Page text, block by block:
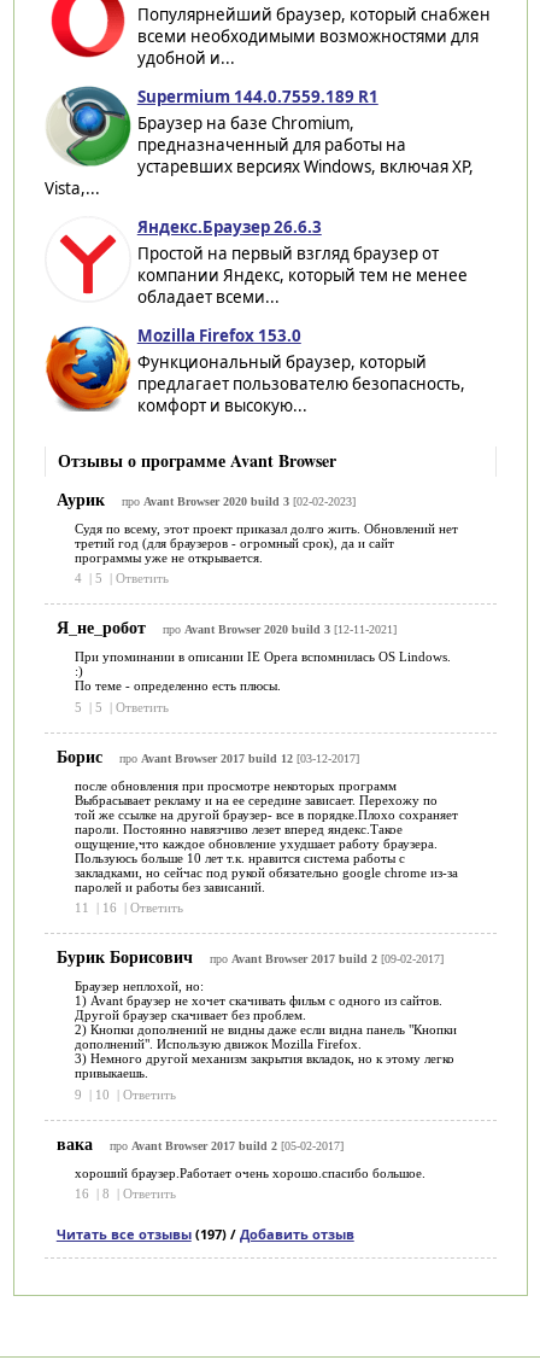
Популярнейший браузер, который снабжен
всеми необходимыми возможностями для
удобной и...
Supermium 144.0.7559.189 R1
Браузер на базе Chromium,
предназначенный для работы на
устаревших версиях Windows, включая XP,
Vista,...
Яндекс.Браузер 26.6.3
Простой на первый взгляд браузер от
компании Яндекс, который тем не менее
обладает всеми...
Mozilla Firefox 153.0
Функциональный браузер, который
предлагает пользователю безопасность,
комфорт и высокую...
Отзывы о программе Avant Browser
Аурик
про Avant Browser 2020 build 3[02-02-2023]
Судя по всему, этот проект приказал долго жить. Обновлений нет
третий год (для браузеров - огромный срок), да и сайт
программы уже не открывается.
4
5 Ответить
Я_не_робот про Avant Browser 2020 build 3[12-11-2021]
При упоминании в описании IE Opera вспомнилась OS Lindows.
:)
По теме - определенно есть плюсы.
5
| 5 | Ответить
Борис про Avant Browser 2017 build 12[03-12-2017]
после обновления при просмотре некоторых программ
Выбрасывает рекламу и на ее середине зависает. Перехожу по
той же ссылке на другой браузер- все в порядке.Плохо сохраняет
пароли. Постоянно навязчиво лезет вперед яндекс.Такое
ощущение,что каждое обновление ухудшает работу браузера.
Пользуюсь больше 10 лет т.к. нравится система работы с
закладками, но сейчас под рукой обязательно google chrome из-за
паролей и работы без зависаний.
11
16 Ответить
Бурик Борисович про Avant Browser 2017 build 2[09-02-2017]
Браузер неплохой, но:
1) Avant браузер не хочет скачивать фильм с одного из сайтов.
Другой браузер скачивает без проблем.
2) Кнопки дополнений не видны даже если видна панель "Кнопки
дополнений". Использую движок Mozilla Firefox.
3) Немного другой механизм закрытия вкладок, но к этому легко
привыкаешь.
9
| 10 | Ответить
вака про Avant Browser 2017 build 2[05-02-2017]
хороший браузер.Работает очень хорошо.спасибо большое.
16
8 Ответить
Читать все отзывы(197) / Добавить отзыв